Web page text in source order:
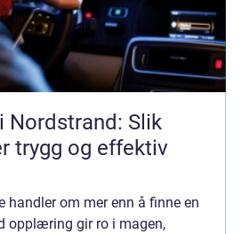
Nordstrand: Slik
trygg og effektiv
handler om mer enn å finne en
opplæring gir ro i magen,